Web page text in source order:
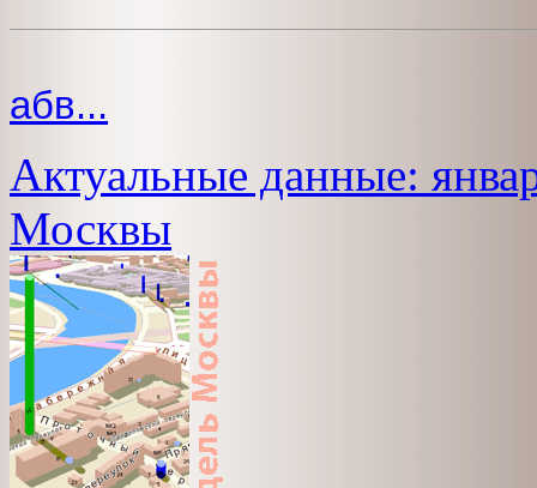
абв...
Актуальные данные:
Москвы